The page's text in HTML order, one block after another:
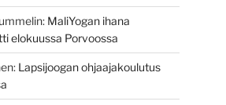
: MaliYogan ihana
elokuussa Porvoossa
: Lapsijoogan ohjaajakoulutus